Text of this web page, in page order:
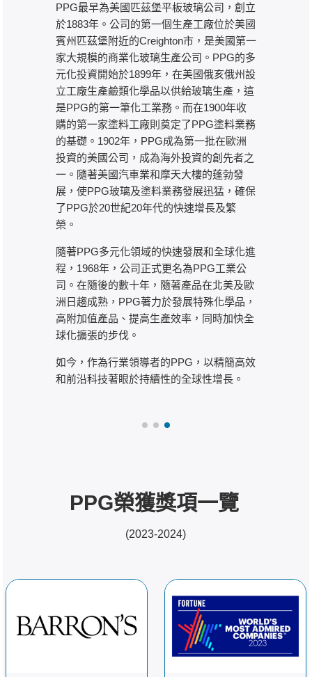
PPG工業集團（NYSE: PPG）創立於 1883
年，總部位於美國賓夕法尼亞州匹茲堡，是
全球領先的塗料、油漆與材料供應商。140
多年以來，我們持續以創新與可靠的產品協
助全球客戶提升效能、秉持奉獻與創新精
神，推動整個產業的進步。
PPG 的產品與技術廣泛應用於航空、汽
車、工業製造、建築、基礎設施等領域，其
運營和研發機構遍佈全球超過70多個國家。
集團旗下擁有 30 多個知名品牌，並以九大
業務部門提供完整解決方案，包含：航空材
料、汽車材料、工業塗料、包裝塗料、建築
塗料、汽車修補漆、輕工業塗料、工業防護
及船舶塗料、特種材料。
PPG榮獲獎項一覽
(2023-2024)